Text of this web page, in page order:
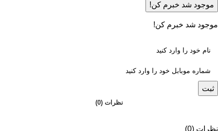
موجود شد خبرم کن!
موجود شد خبرم کن!
ثبت
نظرات (0)
نظرات (0)